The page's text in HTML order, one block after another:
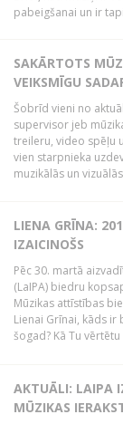
pabeigšanai un ir
SAKĀRTOTS
VEIKSMĪGU
Šobrīd vieni no
supervisor jeb
treileru, video spēļu
vien starpnieka
muzikālās un
LIENA GRĪNA:
IZAICINOŠS
Pēc 30. martā
(LaIPA) biedru
Mūzikas attīstības
Lienai Grīnai, kāds ir
šogad? Kā Tu
AKTUĀLI: LAIPA
MŪZIKAS